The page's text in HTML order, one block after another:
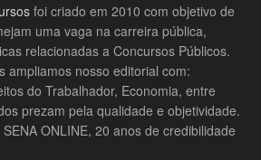
foi criado em 2010 com objetivo de
uma vaga na carreira pública,
relacionadas a Concursos Públicos.
ampliamos nosso editorial com:
do Trabalhador, Economia, entre
prezam pela qualidade e objetividade.
ONLINE, 20 anos de credibilidade